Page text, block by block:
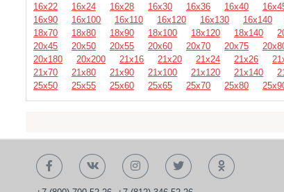
16х22
16х24 16х28 16х30 16х36 16х40
16х90
16х100 16х110 16х120 16х130 16х140
18х70
18х80 18х90 18х100 18х120 18х140
20х45
20х50 20х55 20х60 20х70 20х75
20х180
20х200 21х16 21х20 21х24 21х26
21х70
21х80 21х90 21х100 21х120 21х140
25х50
25х55 25х60 25х65 25х70 25х80